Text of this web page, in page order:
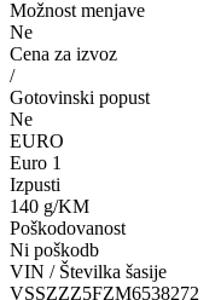
Možnost menjave
Ne
Cena za izvoz
/
Gotovinski popust
Ne
EURO
Euro 1
Izpusti
140 g/KM
Poškodovanost
Ni poškodb
VIN / Številka šasije
VSSZZZ5FZM6538272